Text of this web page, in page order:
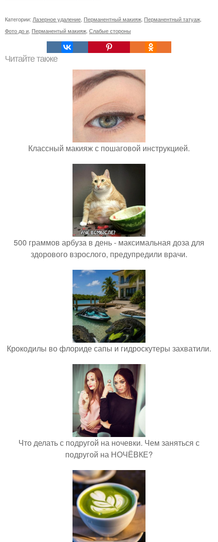
Категории: Лазерное удаление Перманентный макияж Перманентный татуаж
Фото до и Перманентый макияж Слабые стороны
Читайте также
Классный макияж с пошаговой инструкцией.
500 граммов арбуза в день - максимальная доза для
здорового взрослого, предупредили врачи.
Крокодилы во флориде сапы и гидроскутеры захватили.
Что делать с подругой на ночевки. Чем заняться с
подругой на НОЧЁВКЕ?